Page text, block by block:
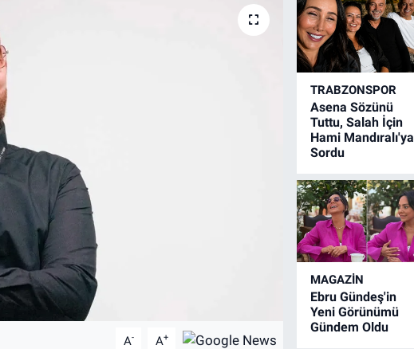
A- A+
TRABZONSPOR
Asena Sözünü
Tuttu, Salah İçin
Hami Mandıralı'ya
Sordu
MAGAZİN
Ebru Gündeş'in
Yeni Görünümü
Gündem Oldu